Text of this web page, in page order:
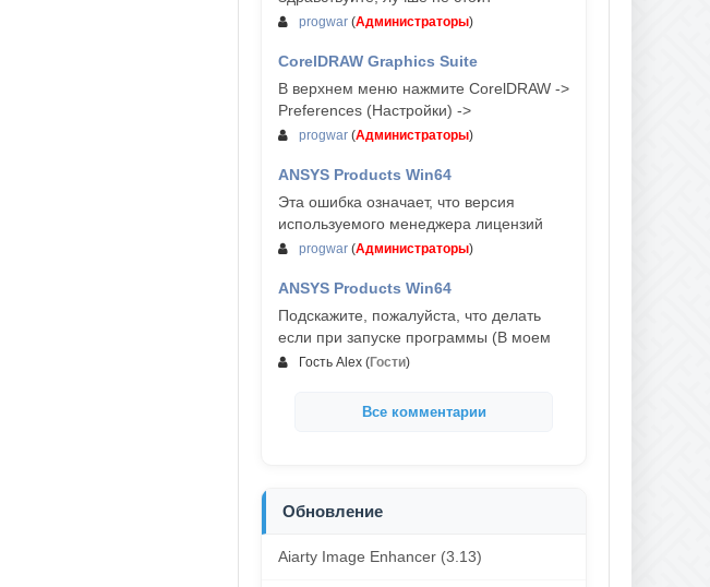
progwar (Администраторы)
CorelDRAW Graphics Suite
03-авг, 18:58
В верхнем меню нажмите CorelDRAW ->
Preferences (Настройки) ->
progwar (Администраторы)
ANSYS Products Win64
Эта ошибка означает, что версия
используемого менеджера лицензий
progwar (Администраторы)
ANSYS Products Win64
Подскажите, пожалуйста, что делать
если при запуске программы (В моем
Гость Alex (Гости)
Все комментарии
Обновление
Aiarty Image Enhancer (3.13)